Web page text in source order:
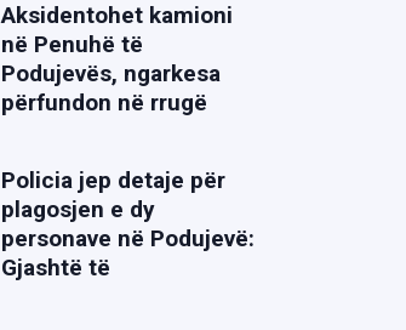
Aksidentohet kamioni
në Penuhë të
Podujevës, ngarkesa
përfundon në rrugë
Policia jep detaje për
plagosjen e dy
personave në Podujevë:
Gjashtë të